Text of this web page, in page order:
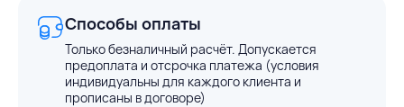
Способы оплаты
Только безналичный расчёт. Допускается
предоплата и отсрочка платежа (условия
индивидуальны для каждого клиента и
прописаны в договоре)